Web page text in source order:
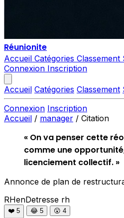
Réunionite
Accueil Catégories Classement
Connexion Inscription
Accueil Catégories Classement
Connexion Inscription
Accueil / manager / Citation
« On va penser cette
comme une
licenciement collectif. »
Annonce de plan de
RHenDetresse rh
❤️ 5 😂 5 😮 4